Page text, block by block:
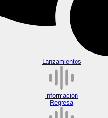
Lanzamientos
Información
Regresa